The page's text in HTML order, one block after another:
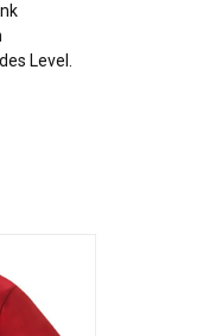
Level.